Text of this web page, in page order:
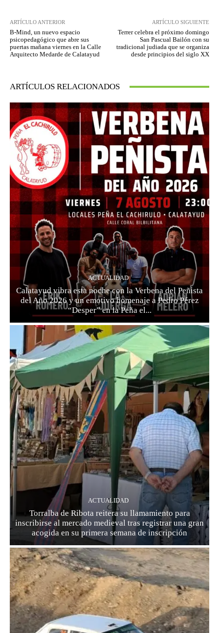
ARTÍCULO ANTERIOR
B-Mind, un nuevo espacio
psicopedagógico que abre sus
puertas mañana viernes en la Calle
Arquitecto Medarde de Calatayud
ARTÍCULO SIGUIENTE
Terrer celebra el próximo domingo
San Pascual Bailón con su
tradicional judiada que se organiza
desde principios del siglo XX
ARTÍCULOS RELACIONADOS
ACTUALIDAD
Calatayud vibra esta noche con la Verbena del Peñista
del Año 2026 y un emotivo homenaje a Pedro Pérez
“Desper” en la Peña el...
ACTUALIDAD
Torralba de Ribota reitera su llamamiento para
inscribirse al mercado medieval tras registrar una gran
acogida en su primera semana de inscripción